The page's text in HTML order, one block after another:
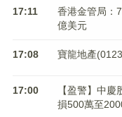
17:11
香港金管局：
億美元
17:08 寶龍地產
17:00
【盈警】中
損500萬至